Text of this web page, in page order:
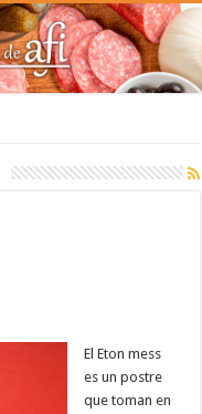
El Eton mess
es un postre
que toman en